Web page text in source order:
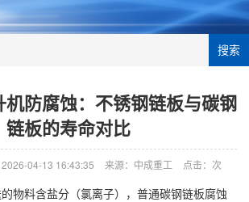
搜索
机防腐蚀：不锈钢链板与碳钢
链板的寿命对比
2026-04-13 16:43:35 来源：中成重工 点击： 次
物料含盐分（氯离子），普通碳钢链板腐蚀